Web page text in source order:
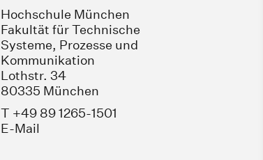
Hochschule München
Fakultät für Technische
Systeme, Prozesse und
Kommunikation
Lothstr. 34
80335 München
T +49 89 1265-1501
E-Mail